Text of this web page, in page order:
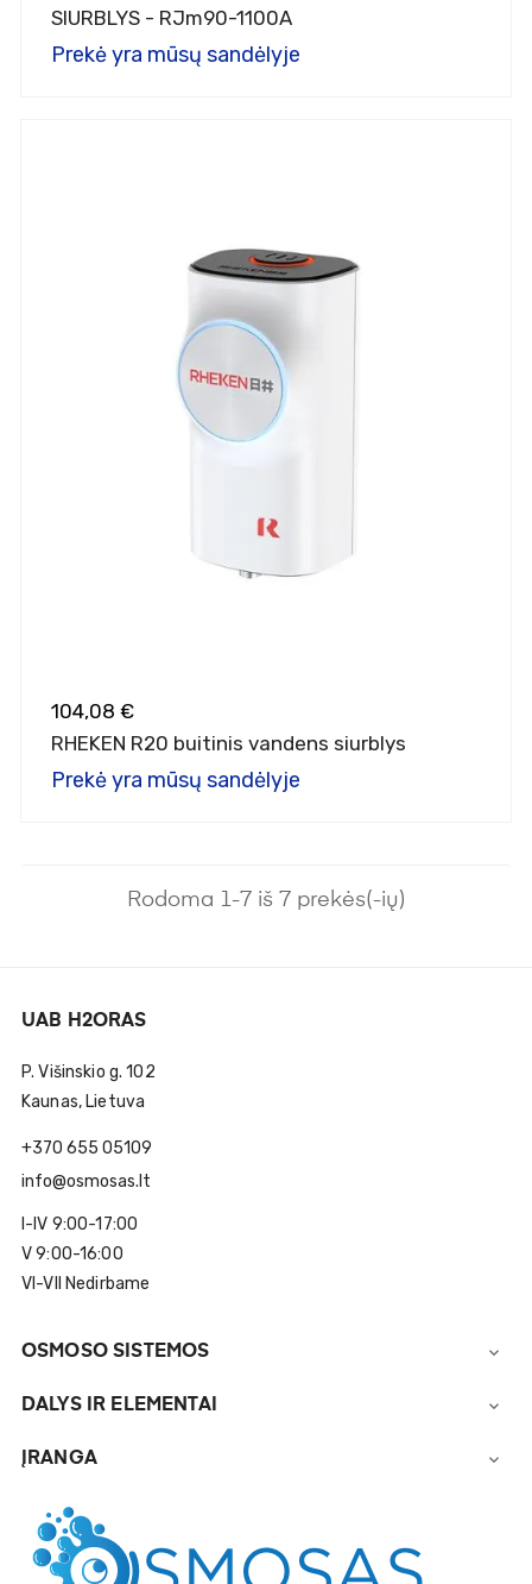
SIURBLYS - RJm90-1100A
Prekė yra mūsų sandėlyje
104,08 €
RHEKEN R20 buitinis vandens siurblys
Prekė yra mūsų sandėlyje
Rodoma 1-7 iš 7 prekės(-ių)
UAB H2ORAS
P. Višinskio g. 102
Kaunas, Lietuva
+370 655 05109
info@osmosas.lt
I-IV 9:00-17:00
V 9:00-16:00
VI-VII Nedirbame
OSMOSO SISTEMOS 
DALYS IR ELEMENTAI 
ĮRANGA 